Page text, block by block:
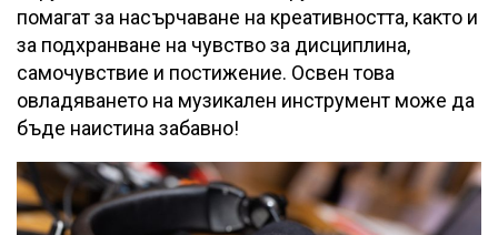
помагат за насърчаване на креативността, както и
за подхранване на чувство за дисциплина,
самочувствие и постижение. Освен това
овладяването на музикален инструмент може да
бъде наистина забавно!